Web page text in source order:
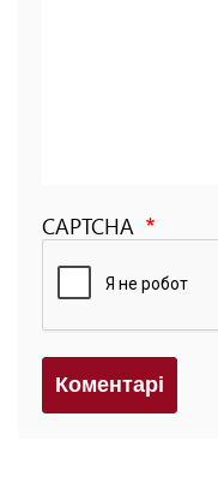
CAPTCHA
Коментарi